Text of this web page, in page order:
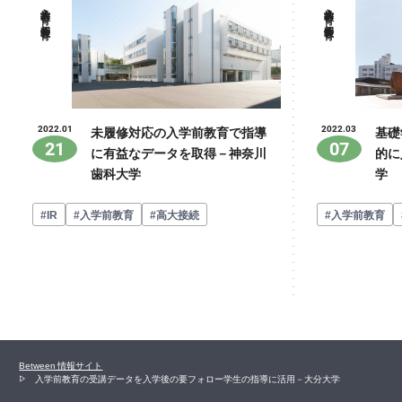
入学前教育・初年次教育
2022.01
21
未履修対応の入学前教育で指導
に有益なデータを取得－神奈川
歯科大学
#IR #入学前教育 #高大接続
入学前教育・初年次教育
2022.03
07
基
的
学
#入学前教育
Between 情報サイト
入学前教育の受講データを入学後の要フォロー学生の指導に活用－大分大学